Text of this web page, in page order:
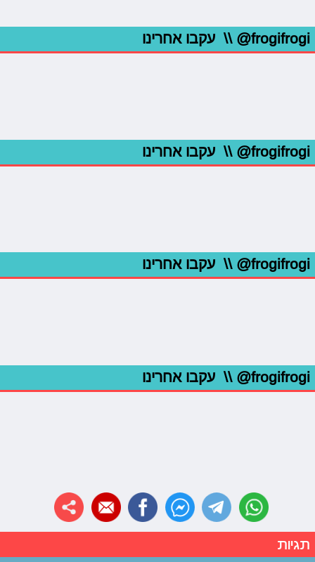
@frogifrogi \\ עקבו אחרינו
@frogifrogi \\ עקבו אחרינו
@frogifrogi \\ עקבו אחרינו
@frogifrogi \\ עקבו אחרינו
תגיות